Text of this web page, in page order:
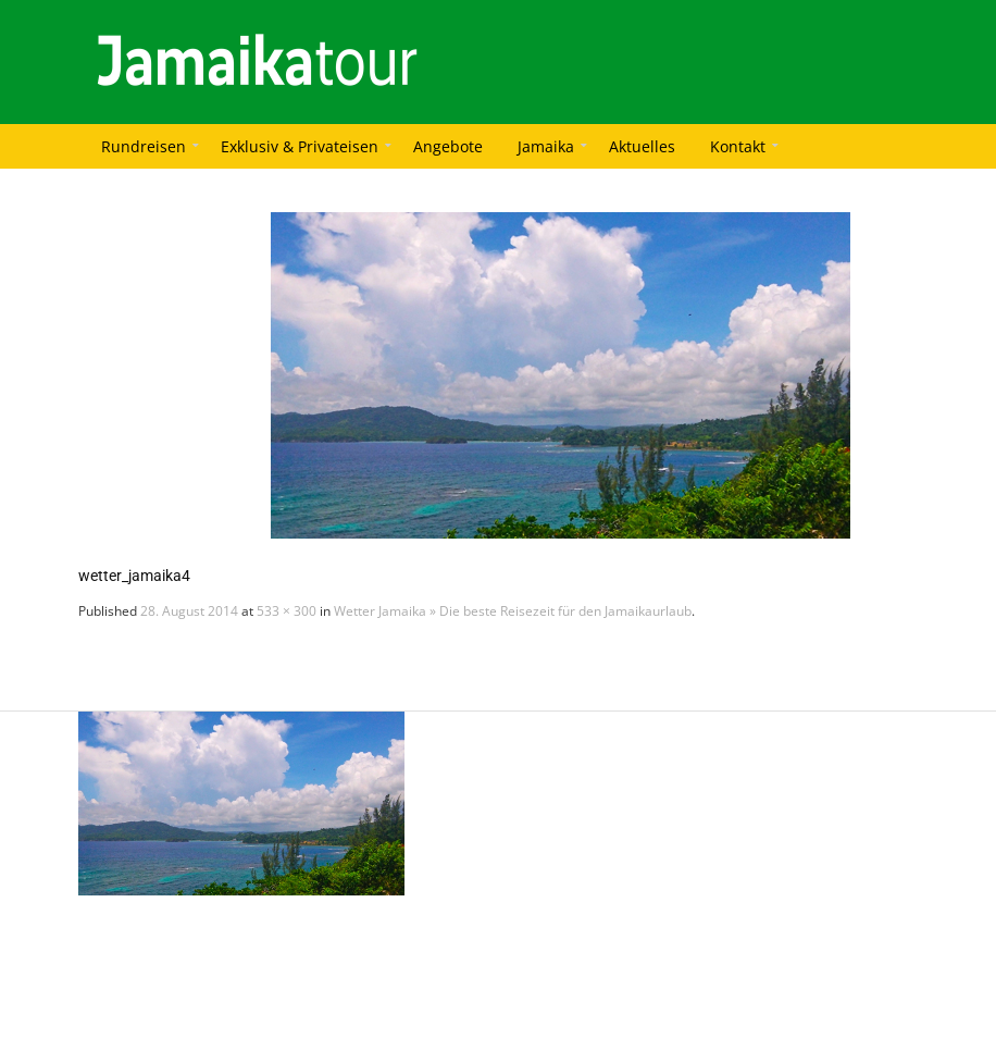
Rundreisen Exklusiv & Privateisen Angebote Jamaika Aktuelles Kontakt
wetter_jamaika4
Published28. August 2014at 533 × 300 inWetter Jamaika » Die beste Reisezeit für den Jamaikaurlaub.